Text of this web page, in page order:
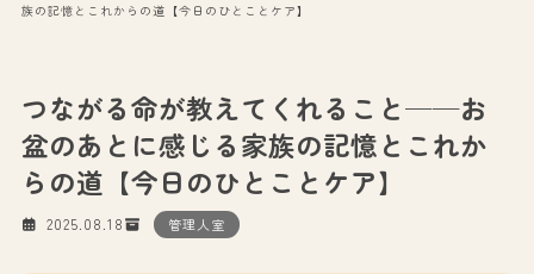
族の記憶とこれからの道【今日のひとことケア】
つながる命が教えてくれること──お
盆のあとに感じる家族の記憶とこれか
らの道【今日のひとことケア】
2025.08.18 管理人室